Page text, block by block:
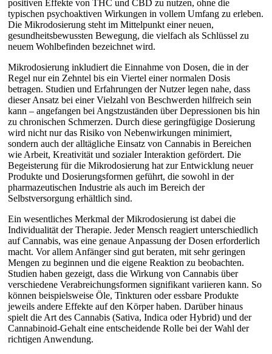
positiven Effekte von THC und CBD zu nutzen, ohne die
typischen psychoaktiven Wirkungen in vollem Umfang zu erleben.
Die Mikrodosierung steht im Mittelpunkt einer neuen,
gesundheitsbewussten Bewegung, die vielfach als Schlüssel zu
neuem Wohlbefinden bezeichnet wird.
Mikrodosierung inkludiert die Einnahme von Dosen, die in der
Regel nur ein Zehntel bis ein Viertel einer normalen Dosis
betragen. Studien und Erfahrungen der Nutzer legen nahe, dass
dieser Ansatz bei einer Vielzahl von Beschwerden hilfreich sein
kann – angefangen bei Angstzuständen über Depressionen bis hin
zu chronischen Schmerzen. Durch diese geringfügige Dosierung
wird nicht nur das Risiko von Nebenwirkungen minimiert,
sondern auch der alltägliche Einsatz von Cannabis in Bereichen
wie Arbeit, Kreativität und sozialer Interaktion gefördert. Die
Begeisterung für die Mikrodosierung hat zur Entwicklung neuer
Produkte und Dosierungsformen geführt, die sowohl in der
pharmazeutischen Industrie als auch im Bereich der
Selbstversorgung erhältlich sind.
Ein wesentliches Merkmal der Mikrodosierung ist dabei die
Individualität der Therapie. Jeder Mensch reagiert unterschiedlich
auf Cannabis, was eine genaue Anpassung der Dosen erforderlich
macht. Vor allem Anfänger sind gut beraten, mit sehr geringen
Mengen zu beginnen und die eigene Reaktion zu beobachten.
Studien haben gezeigt, dass die Wirkung von Cannabis über
verschiedene Verabreichungsformen signifikant variieren kann. So
können beispielsweise Öle, Tinkturen oder essbare Produkte
jeweils andere Effekte auf den Körper haben. Darüber hinaus
spielt die Art des Cannabis (Sativa, Indica oder Hybrid) und der
Cannabinoid-Gehalt eine entscheidende Rolle bei der Wahl der
richtigen Anwendung.